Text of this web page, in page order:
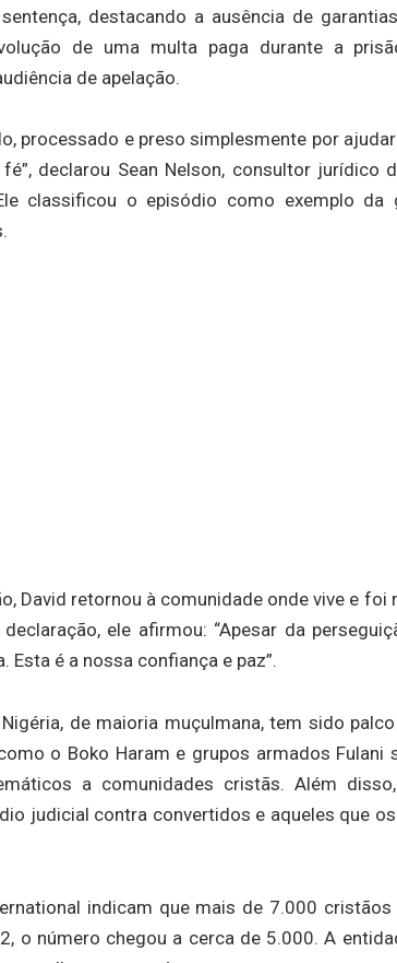
destacando a ausência de
de uma multa paga durante a
de apelação.
processado e preso simplesmente por
declarou Sean Nelson, consultor jurídico
classificou o episódio como exemplo da
David retornou à comunidade onde vive e
ele afirmou: “Apesar da
Esta é a nossa confiança e paz”.
de maioria muçulmana, tem sido
o Boko Haram e grupos armados Fulani
a comunidades cristãs. Além
judicial contra convertidos e aqueles que
indicam que mais de 7.000
o número chegou a cerca de 5.000. A